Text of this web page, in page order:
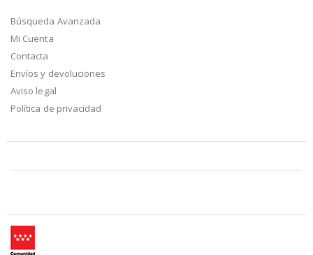
Búsqueda Avanzada
Mi Cuenta
Contacta
Envíos y devoluciones
Aviso legal
Política de privacidad